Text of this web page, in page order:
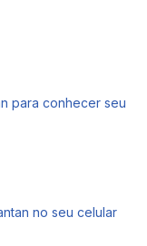
para conhecer seu
no seu celular